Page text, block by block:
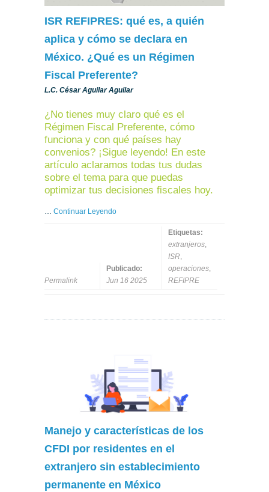
ISR REFIPRES: qué es, a quién
aplica y cómo se declara en
México. ¿Qué es un Régimen
Fiscal Preferente?
L.C. César Aguilar Aguilar
¿No tienes muy claro qué es el
Régimen Fiscal Preferente, cómo
funciona y con qué países hay
convenios? ¡Sigue leyendo! En este
artículo aclaramos todas tus dudas
sobre el tema para que puedas
optimizar tus decisiones fiscales hoy.
Continuar Leyendo
Permalink
Publicado:
Jun 16 2025
Etiquetas:
extranjeros
ISR
operaciones
REFIPRE
Manejo y características de los
CFDI por residentes en el
extranjero sin establecimiento
permanente en México